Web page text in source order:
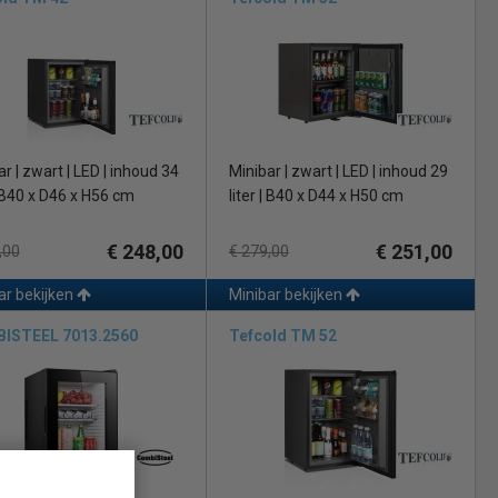
Voorbeeld: Kamertemperatuur is 22 graden dan is de
uw drankjes koud zijn omdat het koelvermogen van een
in ons assortiment is dat ze in energiezuinig zijn, zo bent u
minibar voor privé of voor uw horecaonderneming?
| zwart | LED | inhoud 34
x D46 x H56 cm
€ 248,00
bekijken
Minibar | zwart | LED | inhoud 29
liter | B40 x D44 x H50 cm
€ 279,00 € 251,00
Minibar bekijken
7013.2560 Tefcold TM 52